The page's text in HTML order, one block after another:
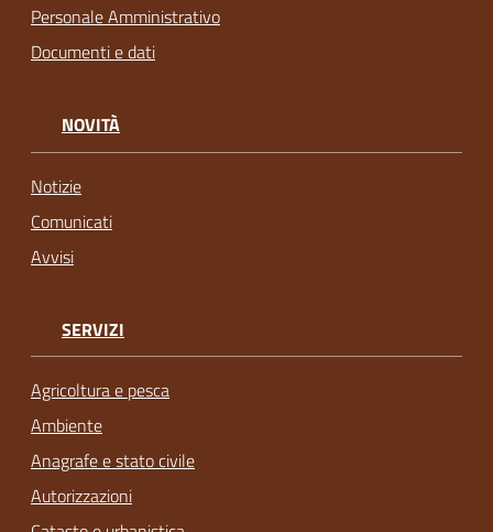
Personale Amministrativo
Documenti e dati
NOVITÀ
Notizie
Comunicati
Avvisi
SERVIZI
Agricoltura e pesca
Ambiente
Anagrafe e stato civile
Autorizzazioni